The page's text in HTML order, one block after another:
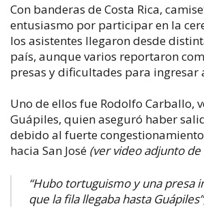
Con banderas de Costa Rica,
entusiasmo por participar en la
los asistentes llegaron desde
país, aunque varios reportaron
presas y dificultades para ingresar
Uno de ellos fue Rodolfo Carballo,
Guápiles, quien aseguró haber
debido al fuerte
hacia San José (ver video adjunto de
“Hubo tortuguismo y una presa
que la fila llegaba hasta